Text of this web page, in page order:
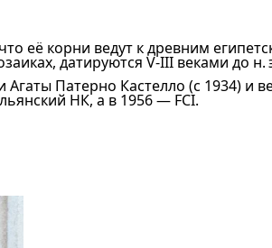
её корни ведут к древним
датируются V-III веками до н.
Патерно Кастелло (с 1934) и
НК, а в 1956 — FCI.